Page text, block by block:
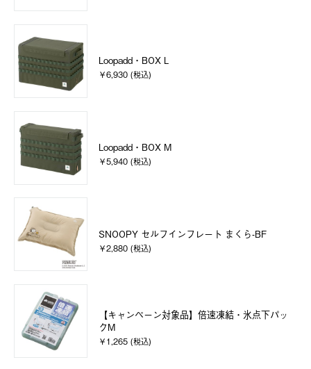
Loopadd・BOX L
￥6,930 (税込)
Loopadd・BOX M
￥5,940 (税込)
SNOOPY セルフインフレート まくら-BF
￥2,880 (税込)
【キャンペーン対象品】倍速凍結・氷点下パッ
クM
￥1,265 (税込)